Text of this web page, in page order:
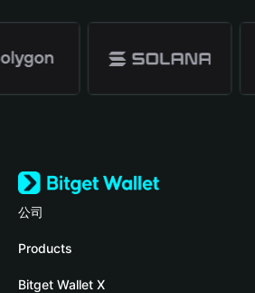
公司
關於 Bitget Wallet
部落格
Products
Crypto Card
Bitget Wallet X